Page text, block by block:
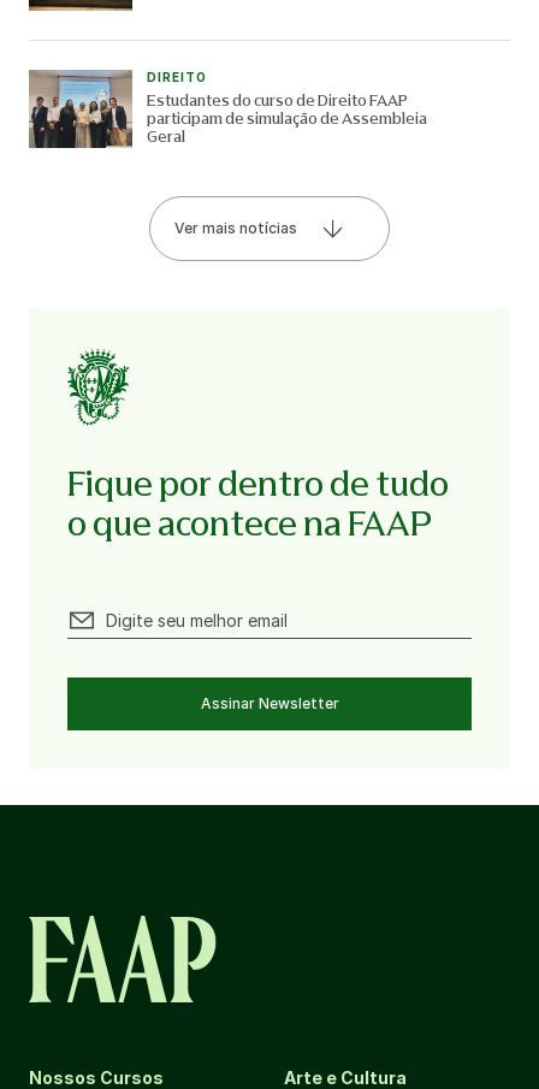
DIREITO
Estudantes do curso de Direito FAAP
participam de simulação de Assembleia
Geral
Ver mais notícias
Fique por dentro de tudo
o que acontece na FAAP
Assinar Newsletter
Nossos Cursos Arte e Cultura